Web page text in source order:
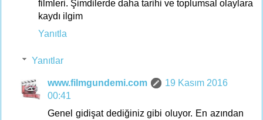
filmleri. Şimdilerde daha tarihi ve toplumsal olaylara
kaydı ilgim
Yanıtla
Yanıtlar
www.filmgundemi.com
19 Kasım 2016
00:41
Genel gidişat dediğiniz gibi oluyor. En azından